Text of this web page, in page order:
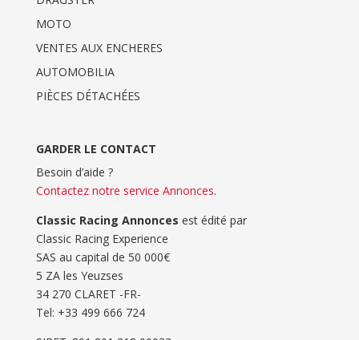
MOTO
VENTES AUX ENCHERES
AUTOMOBILIA
PIÈCES DÉTACHÉES
GARDER LE CONTACT
Besoin d’aide ?
Contactez notre service Annonces.
Classic Racing Annonces est édité par
Classic Racing Experience
SAS au capital de 50 000€
5 ZA les Yeuzses
34 270 CLARET -FR-
Tel: ‭+33 499 666 724‬